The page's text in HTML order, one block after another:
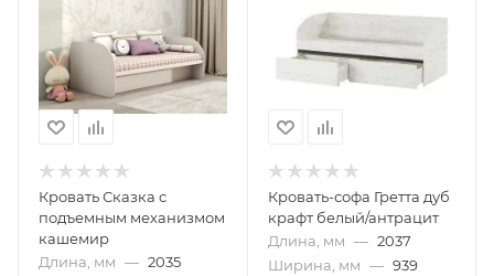
Кровать Сказка с
подъемным механизмом
кашемир
Длина, мм — 2035
Кровать-софа Гретта дуб
крафт белый/антрацит
Длина, мм — 2037
Ширина, мм — 939